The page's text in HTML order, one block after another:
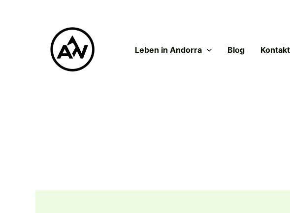
Leben in Andorra
Blog Kontakt